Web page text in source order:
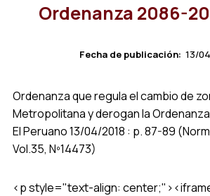
Ordenanza 2086-
Fecha de publicación: 13/
Ordenanza que regula el cambio de
Metropolitana y derogan la Ordenanza
El Peruano 13/04/2018 : p. 87-89
Vol.35, Nº14473)
<p style="text-align: